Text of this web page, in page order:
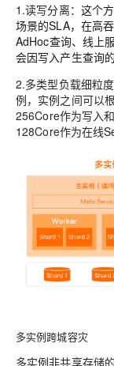
1.读写分离： 这个
场景的SLA，在高
AdHoc查询、线上
会因写入产生查询的
2.多类型负载细粒
例，实例之间可以
256Core作为写入
128Core作为在线
多实例跨城容灾
多实例非共享存储